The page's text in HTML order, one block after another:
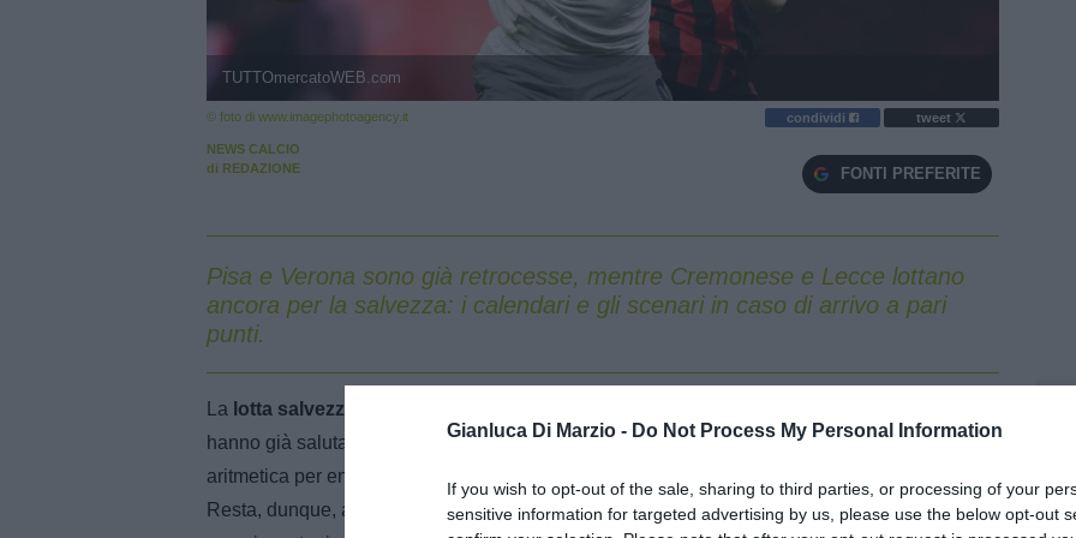
Gianluca Di Marzio - Do Not Process My Personal Information
If you wish to opt-out of the sale, sharing to third parties, or processing of your
sensitive information for targeted advertising by us, please use the below opt-out
TUTTOmercatoWEB.com
© foto di www.imagephotoagency.it condividi tweet
NEWS CALCIO
di REDAZIONE FONTI PREFERITE
Pisa e Verona sono già retrocesse, mentre Cremonese e Lecce lottano
ancora per la salvezza: i calendari e gli scenari in caso di arrivo a pari
punti.
La lotta salvezza della Serie A
hanno già salutato il campionato con tre gionrate d'anticipo: è infatti arrivata la retrocessione
aritmetica per entrambe le squadre, rispettivamente ultima e penultima con 18 e 21 punti.
Resta, dunque, ancora una squadra che sarà costretta a ripartiredalla Serie Bnella